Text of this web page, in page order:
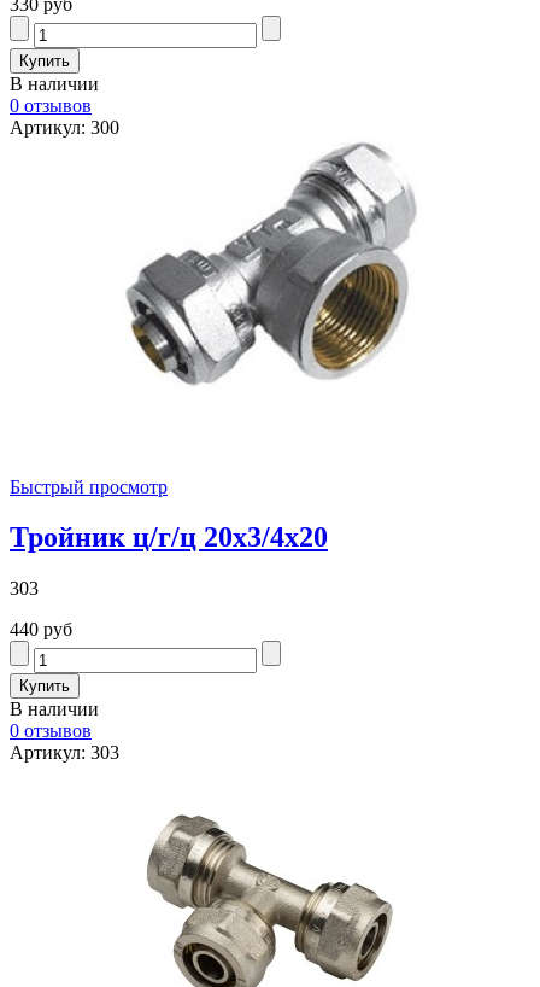
В наличии
0 отзывов
Артикул: 300
Быстрый просмотр
Тройник ц/г/ц 20х3/4х20
303
440 руб
В наличии
0 отзывов
Артикул: 303